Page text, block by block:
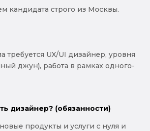
строго из Москвы.
требуется UX/UI дизайнер, уровня
джун), работа в рамках одного-
дизайнер? (обязанности)
продукты и услуги с нуля и